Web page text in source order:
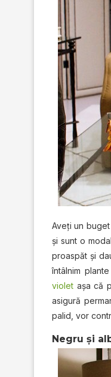
Aveţi un
și sunt o
proaspăt şi
întâlnim
violet aşa că
asigură
palid, vor
Negru şi